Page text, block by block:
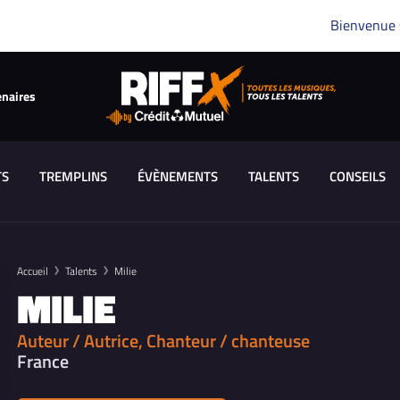
Bienvenue
TREMPLINS ÉVÈNEMENTS TALENTS CONSEILS
Accueil Talents Milie
MILIE
Auteur / Autrice, Chanteur / chanteuse
France